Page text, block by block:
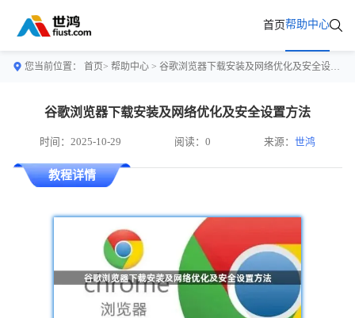
首页帮助中心
您当前位置： 首页> 帮助中心 > 谷歌浏览器下载安装及网络优化及安全设置方法
谷歌浏览器下载安装及网络优化及安全设置方法
时间：2025-10-29 阅读：0 来源：世鸿
教程详情